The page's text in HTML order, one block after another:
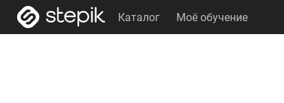
Каталог Моё обучение